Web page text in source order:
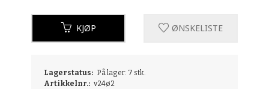
KJØP ØNSKELISTE
Lagerstatus: På lager: 7 stk.
Artikkelnr.: v24ø2